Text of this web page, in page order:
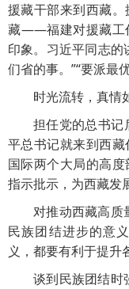
援藏干部来到西藏
藏——福建对援藏工
印象。习近平同志的
们省的事。”“要派最
时光流转，真情
担任党的总书记
平总书记就来到西
国际两个大局的高
指示批示，为西藏
对推动西藏高质
民族团结进步的意
义，都要有利于提升
谈到民族团结时